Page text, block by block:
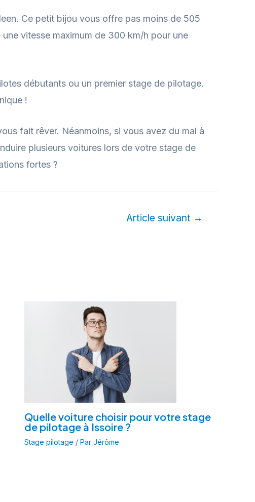
Ce petit bijou vous offre pas moins de 505
vitesse maximum de 300 km/h pour une
débutants ou un premier stage de pilotage.
!
fait rêver. Néanmoins, si vous avez du mal à
plusieurs voitures lors de votre stage de
fortes ?
Article suivant →
Quelle voiture choisir pour votre stage
de pilotage à Issoire ?
Stage pilotage / Par Jérôme